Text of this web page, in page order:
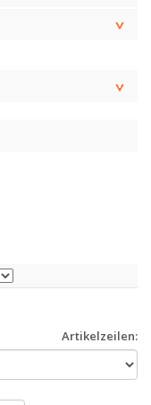
Artikelzeilen: